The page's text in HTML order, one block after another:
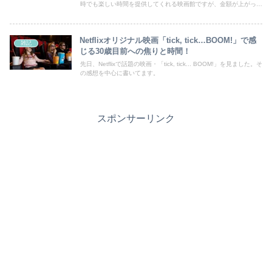
時でも楽しい時間を提供してくれる映画館ですが、金額が上がった
雑記
Netflixオリジナル映画「tick, tick…BOOM!」で感
じる30歳目前への焦りと時間！
先日、Netflixで話題の映画・「tick, tick... BOOM!」を見ました。そ
の感想を中心に書いてます。
スポンサーリンク